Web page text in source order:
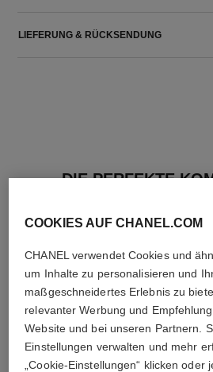
LIEFERUNG & RÜCKSENDUNG
DIE PERFEKTE
COOKIES AUF CHANEL.COM
CHANEL verwendet Cookies und
um Inhalte zu personalisieren und
maßgeschneidertes Erlebnis zu
relevanter Werbung und
Website und bei unseren Partnern.
Einstellungen verwalten und mehr
„Cookie-Einstellungen“ klicken oder